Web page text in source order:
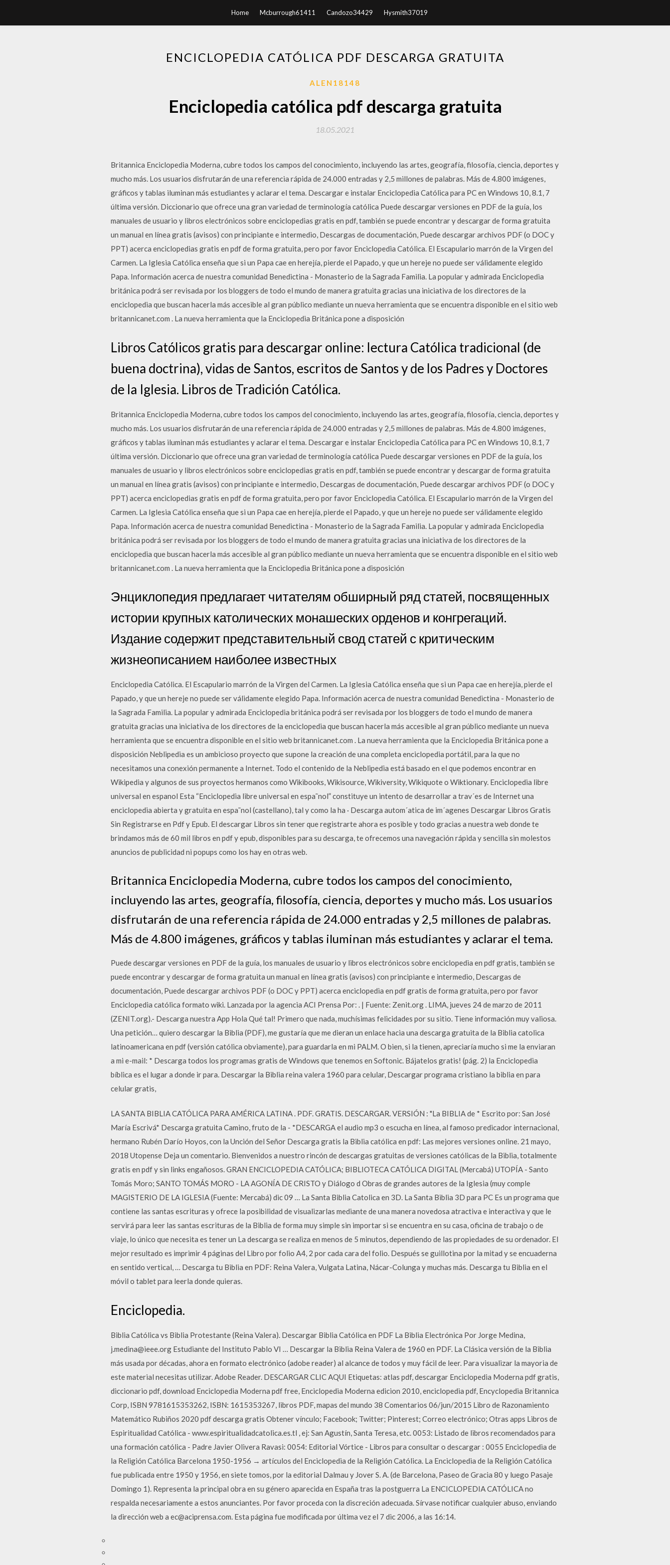
Home Mcburrough61411 Candozo34429 Hysmith37019
ENCICLOPEDIA CATÓLICA PDF DESCARGA GRATUITA
ALEN18148
Enciclopedia católica pdf descarga gratuita
18.05.2021
Britannica Enciclopedia Moderna, cubre todos los campos del conocimiento, incluyendo las artes, geografía, filosofía, ciencia, deportes y
mucho más. Los usuarios disfrutarán de una referencia rápida de 24.000 entradas y 2,5 millones de palabras. Más de 4.800 imágenes,
gráficos y tablas iluminan más estudiantes y aclarar el tema. Descargar e instalar Enciclopedia Católica para PC en Windows 10, 8.1, 7
última versión. Diccionario que ofrece una gran variedad de terminología católica Puede descargar versiones en PDF de la guía, los
manuales de usuario y libros electrónicos sobre enciclopedias gratis en pdf, también se puede encontrar y descargar de forma gratuita
un manual en línea gratis (avisos) con principiante e intermedio, Descargas de documentación, Puede descargar archivos PDF (o DOC y
PPT) acerca enciclopedias gratis en pdf de forma gratuita, pero por favor Enciclopedia Católica. El Escapulario marrón de la Virgen del
Carmen. La Iglesia Católica enseña que si un Papa cae en herejía, pierde el Papado, y que un hereje no puede ser válidamente elegido
Papa. Información acerca de nuestra comunidad Benedictina - Monasterio de la Sagrada Familia. La popular y admirada Enciclopedia
británica podrá ser revisada por los bloggers de todo el mundo de manera gratuita gracias una iniciativa de los directores de la
enciclopedia que buscan hacerla más accesible al gran público mediante un nueva herramienta que se encuentra disponible en el sitio web
britannicanet.com . La nueva herramienta que la Enciclopedia Británica pone a disposición
Libros Católicos gratis para descargar online: lectura Católica tradicional (de
buena doctrina), vidas de Santos, escritos de Santos y de los Padres y Doctores
de la Iglesia. Libros de Tradición Católica.
Britannica Enciclopedia Moderna, cubre todos los campos del conocimiento, incluyendo las artes, geografía, filosofía, ciencia, deportes y
mucho más. Los usuarios disfrutarán de una referencia rápida de 24.000 entradas y 2,5 millones de palabras. Más de 4.800 imágenes,
gráficos y tablas iluminan más estudiantes y aclarar el tema. Descargar e instalar Enciclopedia Católica para PC en Windows 10, 8.1, 7
última versión. Diccionario que ofrece una gran variedad de terminología católica Puede descargar versiones en PDF de la guía, los
manuales de usuario y libros electrónicos sobre enciclopedias gratis en pdf, también se puede encontrar y descargar de forma gratuita
un manual en línea gratis (avisos) con principiante e intermedio, Descargas de documentación, Puede descargar archivos PDF (o DOC y
PPT) acerca enciclopedias gratis en pdf de forma gratuita, pero por favor Enciclopedia Católica. El Escapulario marrón de la Virgen del
Carmen. La Iglesia Católica enseña que si un Papa cae en herejía, pierde el Papado, y que un hereje no puede ser válidamente elegido
Papa. Información acerca de nuestra comunidad Benedictina - Monasterio de la Sagrada Familia. La popular y admirada Enciclopedia
británica podrá ser revisada por los bloggers de todo el mundo de manera gratuita gracias una iniciativa de los directores de la
enciclopedia que buscan hacerla más accesible al gran público mediante un nueva herramienta que se encuentra disponible en el sitio web
britannicanet.com . La nueva herramienta que la Enciclopedia Británica pone a disposición
Энциклопедия предлагает читателям обширный ряд статей, посвященных
истории крупных католических монашеских орденов и конгрегаций.
Издание содержит представительный свод статей с критическим
жизнеописанием наиболее известных
Enciclopedia Católica. El Escapulario marrón de la Virgen del Carmen. La Iglesia Católica enseña que si un Papa cae en herejía, pierde el
Papado, y que un hereje no puede ser válidamente elegido Papa. Información acerca de nuestra comunidad Benedictina - Monasterio de
la Sagrada Familia. La popular y admirada Enciclopedia británica podrá ser revisada por los bloggers de todo el mundo de manera
gratuita gracias una iniciativa de los directores de la enciclopedia que buscan hacerla más accesible al gran público mediante un nueva
herramienta que se encuentra disponible en el sitio web britannicanet.com . La nueva herramienta que la Enciclopedia Británica pone a
disposición Neblipedia es un ambicioso proyecto que supone la creación de una completa enciclopedia portátil, para la que no
necesitamos una conexión permanente a Internet. Todo el contenido de la Neblipedia está basado en el que podemos encontrar en
Wikipedia y algunos de sus proyectos hermanos como Wikibooks, Wikisource, Wikiversity, Wikiquote o Wiktionary. Enciclopedia libre
universal en espanol Esta “Enciclopedia libre universal en espa˜nol” constituye un intento de desarrollar a trav´es de Internet una
enciclopedia abierta y gratuita en espa˜nol (castellano), tal y como la ha · Descarga autom´atica de im´agenes Descargar Libros Gratis
Sin Registrarse en Pdf y Epub. El descargar Libros sin tener que registrarte ahora es posible y todo gracias a nuestra web donde te
brindamos más de 60 mil libros en pdf y epub, disponibles para su descarga, te ofrecemos una navegación rápida y sencilla sin molestos
anuncios de publicidad ni popups como los hay en otras web.
Britannica Enciclopedia Moderna, cubre todos los campos del conocimiento,
incluyendo las artes, geografía, filosofía, ciencia, deportes y mucho más. Los usuarios
disfrutarán de una referencia rápida de 24.000 entradas y 2,5 millones de palabras.
Más de 4.800 imágenes, gráficos y tablas iluminan más estudiantes y aclarar el tema.
Puede descargar versiones en PDF de la guía, los manuales de usuario y libros electrónicos sobre enciclopedia en pdf gratis, también se
puede encontrar y descargar de forma gratuita un manual en línea gratis (avisos) con principiante e intermedio, Descargas de
documentación, Puede descargar archivos PDF (o DOC y PPT) acerca enciclopedia en pdf gratis de forma gratuita, pero por favor
Enciclopedia católica formato wiki. Lanzada por la agencia ACI Prensa Por: . | Fuente: Zenit.org . LIMA, jueves 24 de marzo de 2011
(ZENIT.org).- Descarga nuestra App Hola Qué tal! Primero que nada, muchísimas felicidades por su sitio. Tiene información muy valiosa.
Una petición… quiero descargar la Biblia (PDF), me gustaría que me dieran un enlace hacia una descarga gratuita de la Biblia catolica
latinoamericana en pdf (versión católica obviamente), para guardarla en mi PALM. O bien, si la tienen, apreciaría mucho si me la enviaran
a mi e-mail: * Descarga todos los programas gratis de Windows que tenemos en Softonic. Bájatelos gratis! (pág. 2) la Enciclopedia
bíblica es el lugar a donde ir para. Descargar la Biblia reina valera 1960 para celular, Descargar programa cristiano la biblia en para
celular gratis,
LA SANTA BIBLIA CATÓLICA PARA AMÉRICA LATINA . PDF. GRATIS. DESCARGAR. VERSIÓN : "La BIBLIA de * Escrito por: San José
María Escrivá* Descarga gratuita Camino, fruto de la - *DESCARGA el audio mp3 o escucha en línea, al famoso predicador internacional,
hermano Rubén Darío Hoyos, con la Unción del Señor Descarga gratis la Biblia católica en pdf: Las mejores versiones online. 21 mayo,
2018 Utopense Deja un comentario. Bienvenidos a nuestro rincón de descargas gratuitas de versiones católicas de la Biblia, totalmente
gratis en pdf y sin links engañosos. GRAN ENCICLOPEDIA CATÓLICA; BIBLIOTECA CATÓLICA DIGITAL (Mercabá) UTOPÍA - Santo
Tomás Moro; SANTO TOMÁS MORO - LA AGONÍA DE CRISTO y Diálogo d Obras de grandes autores de la Iglesia (muy comple
MAGISTERIO DE LA IGLESIA (Fuente: Mercabá) dic 09 … La Santa Biblia Catolica en 3D. La Santa Biblia 3D para PC Es un programa que
contiene las santas escrituras y ofrece la posibilidad de visualizarlas mediante de una manera novedosa atractiva e interactiva y que le
servirá para leer las santas escrituras de la Biblia de forma muy simple sin importar si se encuentra en su casa, oficina de trabajo o de
viaje, lo único que necesita es tener un La descarga se realiza en menos de 5 minutos, dependiendo de las propiedades de su ordenador. El
mejor resultado es imprimir 4 páginas del Libro por folio A4, 2 por cada cara del folio. Después se guillotina por la mitad y se encuaderna
en sentido vertical, … Descarga tu Biblia en PDF: Reina Valera, Vulgata Latina, Nácar-Colunga y muchas más. Descarga tu Biblia en el
móvil o tablet para leerla donde quieras.
Enciclopedia.
Biblia Católica vs Biblia Protestante (Reina Valera). Descargar Biblia Católica en PDF La Biblia Electrónica Por Jorge Medina,
j.medina@ieee.org Estudiante del Instituto Pablo VI … Descargar la Biblia Reina Valera de 1960 en PDF. La Clásica versión de la Biblia
más usada por décadas, ahora en formato electrónico (adobe reader) al alcance de todos y muy fácil de leer. Para visualizar la mayoria de
este material necesitas utilizar. Adobe Reader. DESCARGAR CLIC AQUI Etiquetas: atlas pdf, descargar Enciclopedia Moderna pdf gratis,
diccionario pdf, download Enciclopedia Moderna pdf free, Enciclopedia Moderna edicion 2010, enciclopedia pdf, Encyclopedia Britannica
Corp, ISBN 9781615353262, ISBN: 1615353267, libros PDF, mapas del mundo 38 Comentarios 06/jun/2015 Libro de Razonamiento
Matemático Rubiños 2020 pdf descarga gratis Obtener vínculo; Facebook; Twitter; Pinterest; Correo electrónico; Otras apps Libros de
Espiritualidad Católica - www.espiritualidadcatolica.es.tl , ej: San Agustín, Santa Teresa, etc. 0053: Listado de libros recomendados para
una formación católica - Padre Javier Olivera Ravasi: 0054: Editorial Vórtice - Libros para consultar o descargar : 0055 Enciclopedia de
la Religión Católica Barcelona 1950-1956 → artículos del Enciclopedia de la Religión Católica. La Enciclopedia de la Religión Católica
fue publicada entre 1950 y 1956, en siete tomos, por la editorial Dalmau y Jover S. A. (de Barcelona, Paseo de Gracia 80 y luego Pasaje
Domingo 1). Representa la principal obra en su género aparecida en España tras la postguerra La ENCICLOPEDIA CATÓLICA no
respalda necesariamente a estos anunciantes. Por favor proceda con la discreción adecuada. Sírvase notificar cualquier abuso, enviando
la dirección web a ec@aciprensa.com. Esta página fue modificada por última vez el 7 dic 2006, a las 16:14.